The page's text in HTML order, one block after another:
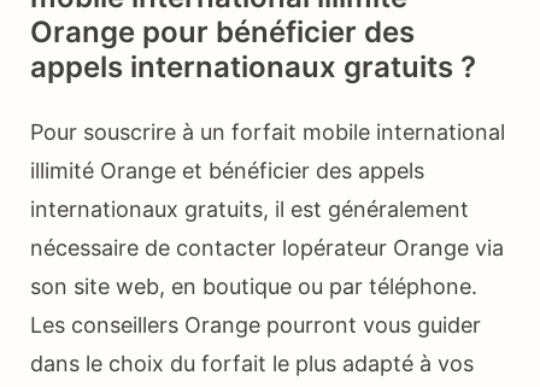
Orange pour bénéficier des
appels internationaux gratuits ?
Pour souscrire à un forfait mobile international
illimité Orange et bénéficier des appels
internationaux gratuits, il est généralement
nécessaire de contacter lopérateur Orange via
son site web, en boutique ou par téléphone.
Les conseillers Orange pourront vous guider
dans le choix du forfait le plus adapté à vos